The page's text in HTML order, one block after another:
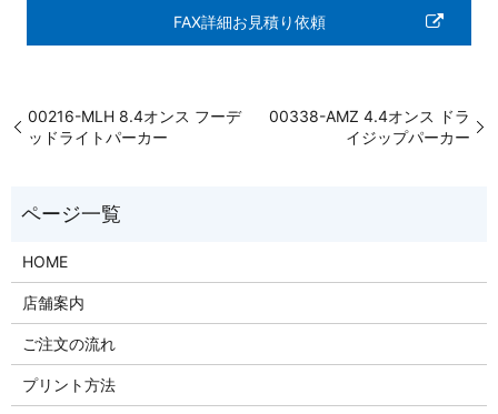
FAX詳細お見積り依頼
00216-MLH 8.4オンス フーデ
ッドライトパーカー
00338-AMZ 4.4オンス ドラ
イジップパーカー
HOME
店舗案内
ご注文の流れ
プリント方法